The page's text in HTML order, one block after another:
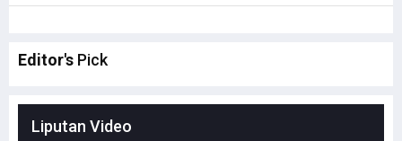
Editor's Pick
Liputan Video